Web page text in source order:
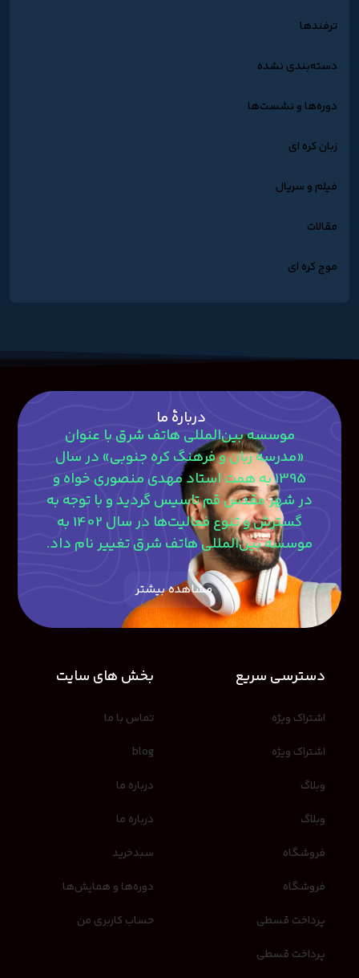
ترفندها
دسته‌بندی نشده
دوره‌ها و نشست‌ها
زبان کره ای
فیلم و سریال
مقالات
موج کره ای
دربارۀ ما
موسسه بین‌المللی هاتف شرق با عنوان
«مدرسه زبان و فرهنگ کره جنوبی» در سال
1395 به همت استاد مهدی منصوری‎ خواه و
در شهر مقدس قم تاسیس گردید و با توجه به
گسترش و تنوع فعالیت‌ها در سال 1402 به
موسسه بین‌المللی هاتف شرق تغییر نام داد.
مشاهده بیشتر
دسترسی سریع
اشتراک ویژه
اشتراک ویژه
وبلاگ
وبلاگ
فروشگاه
فروشگاه
پرداخت قسطی
پرداخت قسطی
بخش های سایت
تماس با ما
blog
درباره ما
درباره ما
سبدخرید
دوره‌ها و همایش‌ها
حساب کاربری من